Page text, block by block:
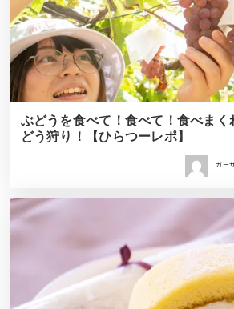
ぶどうを食べて！食べて！食べまく
どう狩り！【ひらつーレポ】
ガー